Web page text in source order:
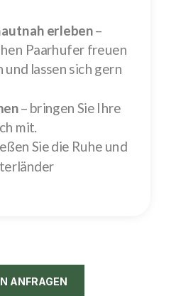
ANFRAGEN
erleben–
Paarhufer freuen
und lassen sich gern
– bringen Sie Ihre
mit.
Sie die Ruhe und